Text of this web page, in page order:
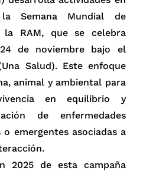
Semana Mundial de
la RAM, que se celebra
de noviembre bajo el
Salud). Este enfoque
animal y ambiental para
en equilibrio y
de enfermedades
emergentes asociadas a
2025 de esta campaña